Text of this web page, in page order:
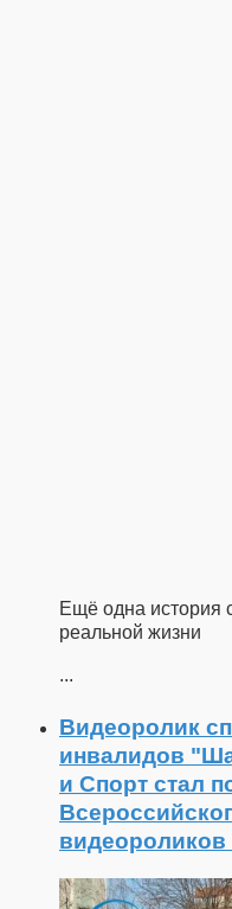
Ещё одна история
реальной жизни
...
Видеоролик
инвалидов
и Спорт стал